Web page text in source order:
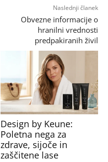
Naslednji članek
Obvezne informacije o
hranilni vrednosti
predpakiranih živil
Design by Keune:
Poletna nega za
zdrave, sijoče in
zaščitene lase